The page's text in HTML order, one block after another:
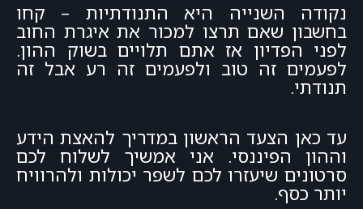
נקודה השנייה היא התנודתיות – קחו
בחשבון שאם תרצו למכור את איגרת החוב
לפני הפדיון אז אתם תלויים בשוק ההון.
לפעמים זה טוב ולפעמים זה רע אבל זה
תנודתי.
עד כאן הצעד הראשון במדריך להאצת הידע
וההון הפיננסי. אני אמשיך לשלוח לכם
סרטונים שיעזרו לכם לשפר יכולות ולהרוויח
יותר כסף.